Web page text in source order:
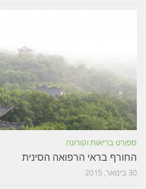
ספורט בריאות וקורונה
החורף בראי הרפואה הסינית
30 בינואר, 2015